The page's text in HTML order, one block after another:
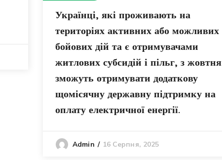
Українці, які проживають на
територіях активних або можливих
бойових дій та є отримувачами
житлових субсидій і пільг, з жовтня
зможуть отримувати додаткову
щомісячну державну підтримку на
оплату електричної енергії.
Admin 16 Серпня, 2025